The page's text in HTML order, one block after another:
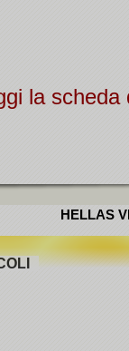
la scheda
HELLAS